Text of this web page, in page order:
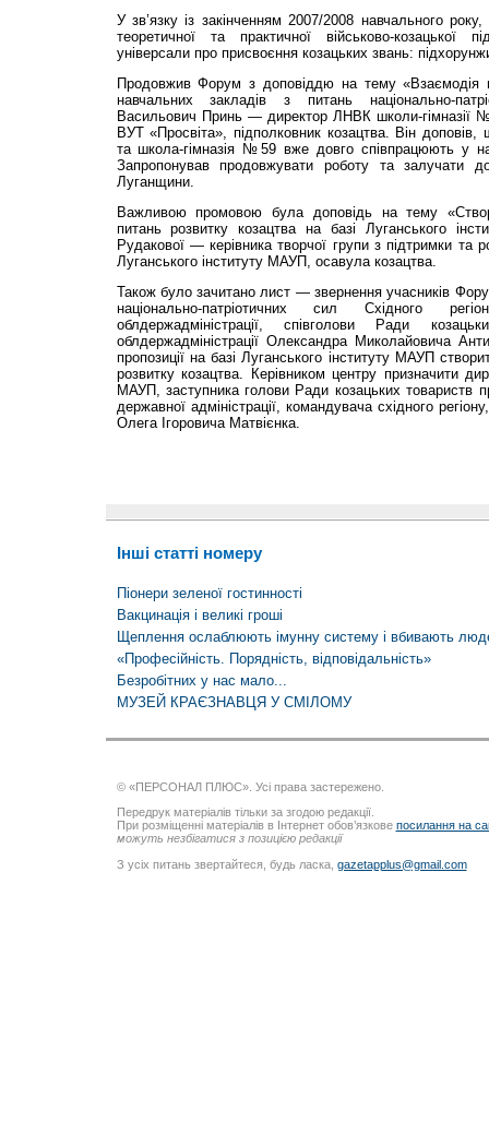
У зв’язку із закінченням 2007/2008 навчального
теоретичної та практичної військово-козацької
універсали про присвоєння козацьких звань:
Продовжив Форум з доповіддю на тему «Взаємодія
навчальних закладів з питань національно-
Васильович Принь — директор ЛНВК школи-гімназії
ВУТ «Просвіта», підполковник козацтва. Він
та школа-гімназія №59 вже довго співпрацюють у
Запропонував продовжувати роботу та залучати
Луганщини.
Важливою промовою була доповідь на тему
питань розвитку козацтва на базі Луганського
Рудакової — керівника творчої групи з підтримки та
Луганського інституту МАУП, осавула козацтва.
Також було зачитано лист — звернення учасників
національно-патріотичних сил Східного
облдержадміністрації, співголови Ради
облдержадміністрації Олександра Миколайовича
пропозиції на базі Луганського інституту МАУП
розвитку козацтва. Керівником центру призначити
МАУП, заступника голови Ради козацьких товариств
державної адміністрації, командувача східного
Олега Ігоровича Матвієнка.
Інші статті номеру
Піонери зеленої гостинності
Вакцинація і великі гроші
Щеплення ослаблюють імунну систему і вбивають
«Професійність. Порядність, відповідальність»
Безробітних у нас мало...
МУЗЕЙ КРАЄЗНАВЦЯ У СМІЛОМУ
© «ПЕРСОНАЛ ПЛЮС». Усі права застережено.
Передрук матеріалів тільки за згодою редакції.
При розміщенні матеріалів в Інтернет обов’язкове посилання на
можуть незбігатися з позицією редакції
З усіх питань звертайтеся, будь ласка, gazetapplus@gmail.com